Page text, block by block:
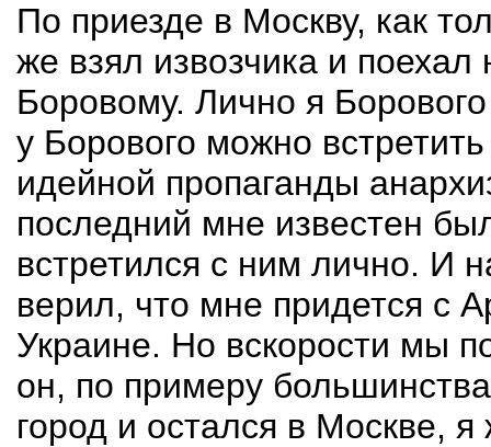
По приезде в Москву, как
же взял извозчика и
Боровому. Лично я
у Борового можно
идейной пропаганды
последний мне известен
встретился с ним лично. И
верил, что мне придется с
Украине. Но вскорости мы
он, по примеру
город и остался в Москве,